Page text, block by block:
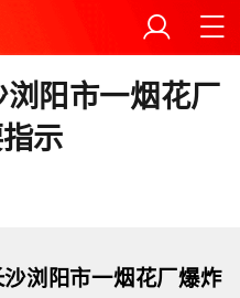
阳市一烟花厂
示
浏阳市一烟花厂爆炸